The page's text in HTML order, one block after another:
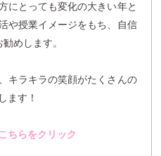
にとっても変化の大きい年と
や授業イメージをもち、自信
めします。
キラキラの笑顔がたくさんの
ます！
ちらをクリック